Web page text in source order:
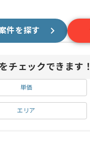
件を探す
チェックできます！
単価
エリア